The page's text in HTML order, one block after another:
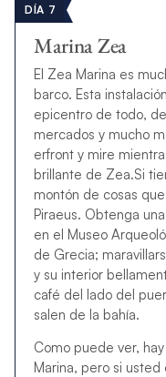
DÍA 7
Marina Zea
El Zea Marina es
barco. Esta
epicentro de todo,
mercados y mucho
erfront y mire
brillante de Zea.Si
montón de cosas
Piraeus. Obtenga
en el Museo
de Grecia;
y su interior
café del lado del
salen de la bahía.
Como puede ver,
Marina, pero si